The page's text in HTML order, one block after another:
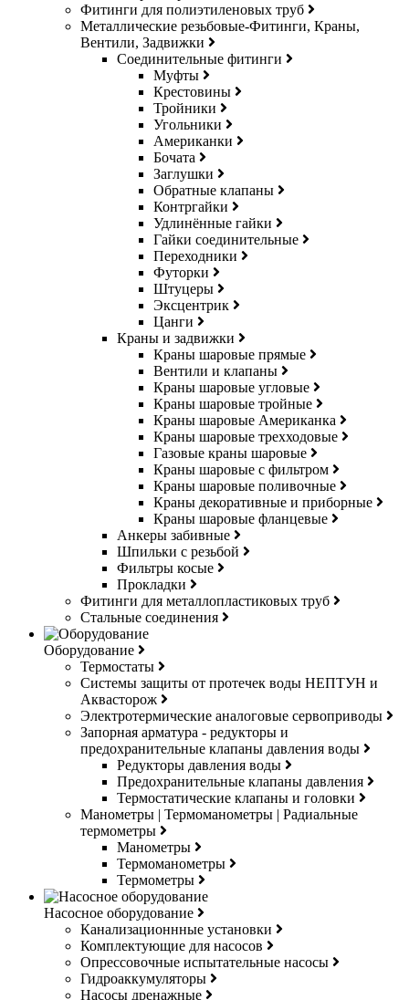
Фитинги для полиэтиленовых труб
Металлические резьбовые-Фитинги, Краны,
Вентили, Задвижки
Соединительные фитинги
Муфты
Крестовины
Тройники
Угольники
Американки
Бочата
Заглушки
Обратные клапаны
Контргайки
Удлинённые гайки
Гайки соединительные
Переходники
Футорки
Штуцеры
Эксцентрик
Цанги
Краны и задвижки
Краны шаровые прямые
Вентили и клапаны
Краны шаровые угловые
Краны шаровые тройные
Краны шаровые Американка
Краны шаровые трехходовые
Газовые краны шаровые
Краны шаровые с фильтром
Краны шаровые поливочные
Краны декоративные и приборные
Краны шаровые фланцевые
Анкеры забивные
Шпильки с резьбой
Фильтры косые
Прокладки
Фитинги для металлопластиковых труб
Стальные соединения
Оборудование
Термостаты
Системы защиты от протечек воды НЕПТУН и
Аквасторож
Электротермические аналоговые сервоприводы
Запорная арматура - редукторы и
предохранительные клапаны давления воды
Редукторы давления воды
Предохранительные клапаны давления
Термостатические клапаны и головки
Манометры | Термоманометры | Радиальные
термометры
Манометры
Термоманометры
Термометры
Насосное оборудование
Канализационнные установки
Комплектующие для насосов
Опрессовочные испытательные насосы
Гидроаккумуляторы
Насосы дренажные